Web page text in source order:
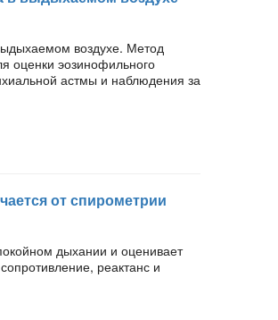
воздухе. Метод
оценки эозинофильного
астмы и наблюдения за
от спирометрии
дыхании и оценивает
реактанс и